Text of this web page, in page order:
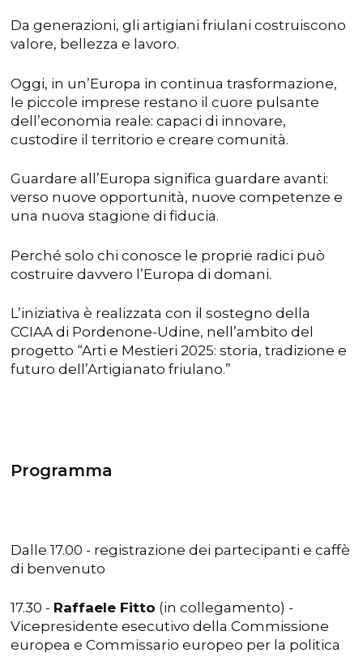
Da generazioni, gli artigiani friulani costruiscono
valore, bellezza e lavoro.
Oggi, in un’Europa in continua trasformazione,
le piccole imprese restano il cuore pulsante
dell’economia reale: capaci di innovare,
custodire il territorio e creare comunità.
Guardare all’Europa significa guardare avanti:
verso nuove opportunità, nuove competenze e
una nuova stagione di fiducia.
Perché solo chi conosce le proprie radici può
costruire davvero l’Europa di domani.
L’iniziativa è realizzata con il sostegno della
CCIAA di Pordenone-Udine, nell’ambito del
progetto “Arti e Mestieri 2025: storia, tradizione e
futuro dell’Artigianato friulano.”
Programma
Dalle 17.00 - registrazione dei partecipanti e caffè
di benvenuto
17.30 - Raffaele Fitto (in collegamento) -
Vicepresidente esecutivo della Commissione
europea e Commissario europeo per la politica